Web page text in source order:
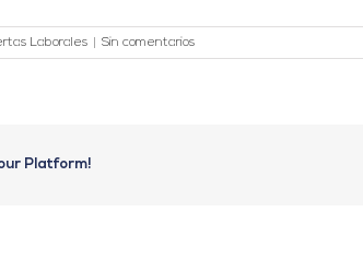
Laborales Sin comentarios
Platform!